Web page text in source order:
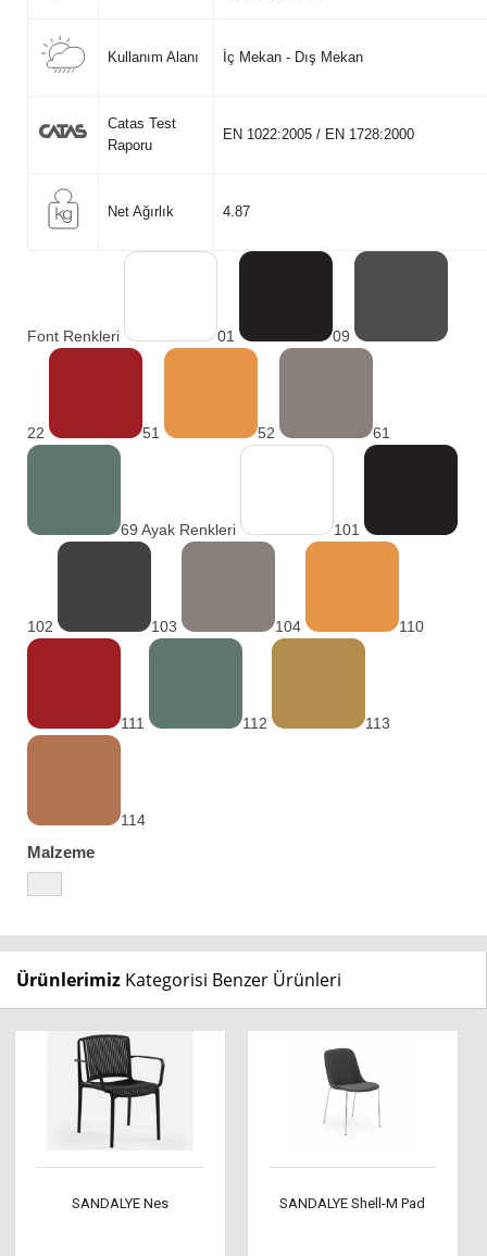
Kullanım Alanı İç Mekan - Dış Mekan
Catas Test
Raporu
EN 1022:2005 / EN 1728:2000
Net Ağırlık 4.87
Font Renkleri 01 09
22 51 52 61
69 Ayak Renkleri 101
102 103 104 110
111 112 113
114
Malzeme
Ürünlerimiz Kategorisi Benzer Ürünleri
SANDALYE Nes SANDALYE Shell-M Pad